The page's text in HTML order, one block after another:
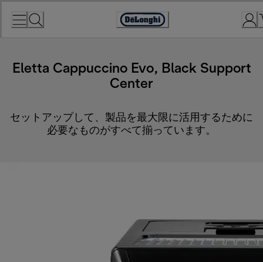
Accessibility
Eletta Cappuccino Evo, Black Support
Center
セットアップして、製品を最大限に活用するために
必要なものがすべて揃っています。